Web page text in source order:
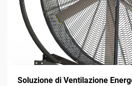
Soluzione di Ventilazione